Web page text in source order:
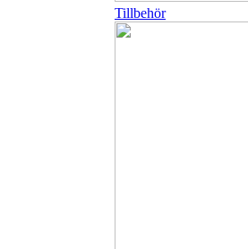
Tillbehör